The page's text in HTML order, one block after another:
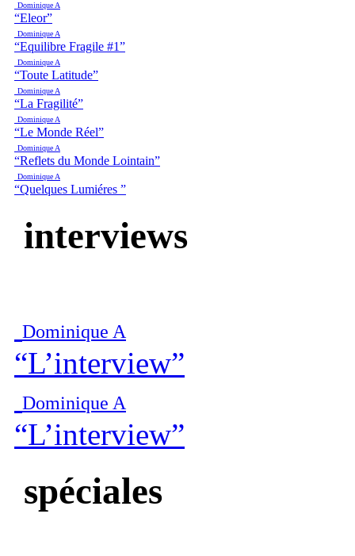
Dominique A
“Eleor”
Dominique A
“Equilibre Fragile #1”
Dominique A
“Toute Latitude”
Dominique A
“La Fragilité”
Dominique A
“Le Monde Réel”
Dominique A
“Reflets du Monde Lointain”
Dominique A
“Quelques Lumiéres ”
interviews
Dominique A
“L’interview”
Dominique A
“L’interview”
spéciales